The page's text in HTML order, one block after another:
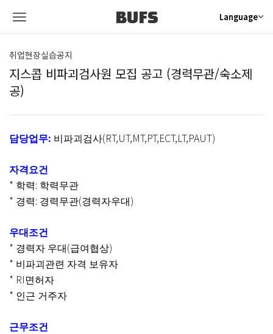
BUFS Language
취업현장실습공지
지스콥 비파괴검사원 모집 공고 (경력무관/숙소제
공)
담당업무: 비파괴검사(RT,UT,MT,PT,ECT,LT,PAUT)
자격요건
* 학력: 학력무관
* 경력: 경력무관(경력자우대 )
우대조건
* 경력자 우대 (급여협상)
* 비파괴관련 자격 보유자
* RI 면허자
* 인근 거주자
근무조건